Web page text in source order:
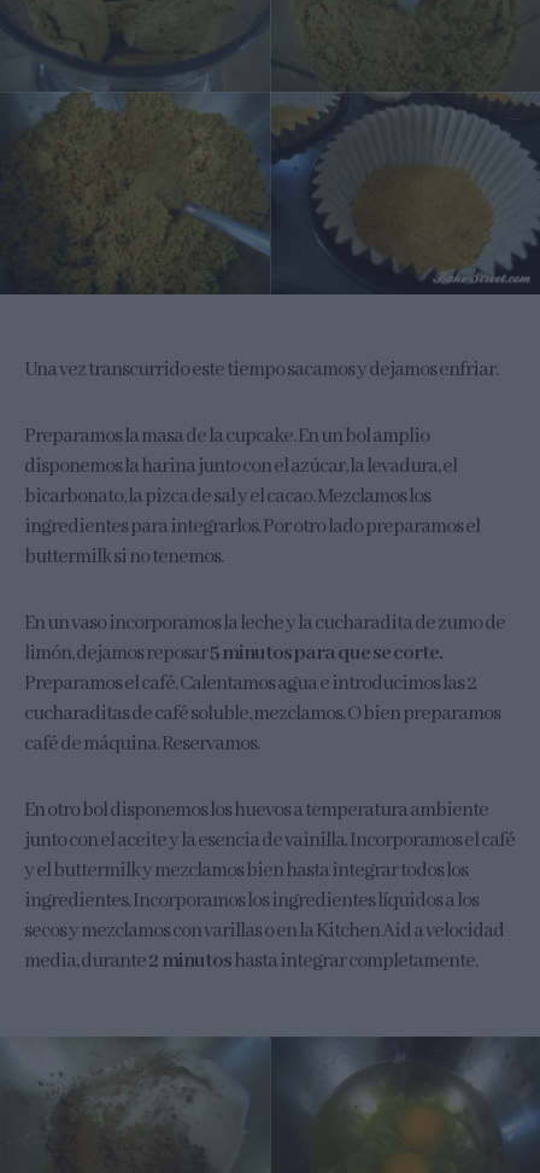
Una vez transcurrido este tiempo sacamos y dejamos enfriar.
Preparamos la masa de la cupcake. En un bol amplio
disponemos la harina junto con el azúcar, la levadura, el
bicarbonato, la pizca de sal y el cacao. Mezclamos los
ingredientes para integrarlos. Por otro lado preparamos el
buttermilk si no tenemos.
En un vaso incorporamos la leche y la cucharadita de zumo de
limón, dejamos reposar5 minutos para que se corte.
Preparamos el café. Calentamos agua e introducimos las 2
cucharaditas de café soluble, mezclamos. O bien preparamos
café de máquina. Reservamos.
En otro bol disponemos los huevos a temperatura ambiente
junto con el aceite y la esencia de vainilla. Incorporamos el café
y el buttermilk y mezclamos bien hasta integrar todos los
ingredientes. Incorporamos los ingredientes líquidos a los
secos y mezclamos con varillas o en la Kitchen Aid a velocidad
media, durante2 minutoshasta integrar completamente.